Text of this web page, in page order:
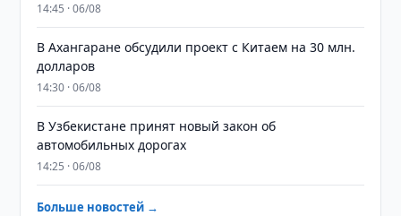
14:45 · 06/08
В Ахангаране обсудили проект с Китаем на 30 млн.
долларов
14:30 · 06/08
В Узбекистане принят новый закон об
автомобильных дорогах
14:25 · 06/08
Больше новостей →